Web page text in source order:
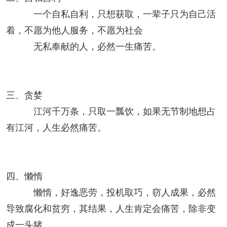
一个自私自利，只想获取，一辈子只为自己活
着，不愿为他人服务，不愿为社会
无私奉献的人，必然一生痛苦。
三、贪婪
江河千万条，只取一瓢饮，如果无节制地想占
有江河，人生必然痛苦。
四、懒惰
懒惰，好逸恶劳，投机取巧，窃人成果，必然
导致腐化和贫穷，其结果，人生肯定会痛苦，除非变
成一头猪。